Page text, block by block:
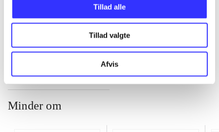
Tillad alle
Tillad valgte
Afvis
Minder om